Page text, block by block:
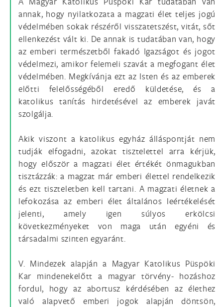
annak, hogy nyilatkozata a magzati élet teljes jogú
védelmében sokak részéről visszatetszést, vitát, sőt
ellenkezést vált ki. De annak is tudatában van, hogy
az emberi természetből fakadó Igazságot és jogot
védelmezi, amikor felemeli szavát a megfogant élet
védelmében. Megkívánja ezt az Isten és az emberek
előtti felelősségéből eredő küldetése, és a
katolikus tanítás hirdetésével az emberek javát
szolgálja.
Akik viszont a katolikus egyház álláspontját nem
tudják elfogadni, azokat tisztelettel arra kérjük,
hogy először a magzati élet értékét önmagukban
tisztázzák: a magzat már emberi élettel rendelkezik
és ezt tiszteletben kell tartani. A magzati életnek a
lefokozása az emberi élet általános leértékelését
jelenti, amely igen súlyos erkölcsi
következményeket von maga után egyéni és
társadalmi szinten egyaránt.
V. Mindezek alapján a Magyar Katolikus Püspöki
Kar mindenekelőtt a magyar törvény- hozáshoz
fordul, hogy az abortusz kérdésében az élethez
való alapvető emberi jogok alapján döntsön,